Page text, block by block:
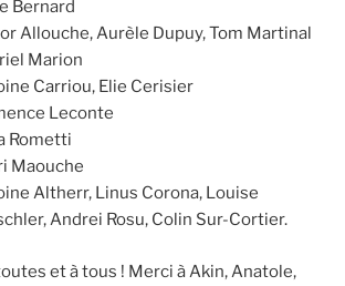
Bernard
Allouche, Aurèle Dupuy, Tom Martinal
Marion
Carriou, Elie Cerisier
Leconte
Rometti
Maouche
Altherr, Linus Corona, Louise
Andrei Rosu, Colin Sur-Cortier.
et à tous ! Merci à Akin, Anatole,